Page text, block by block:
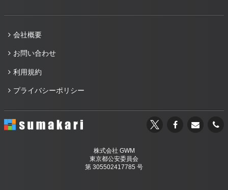
会社概要
お問い合わせ
利用規約
プライバシーポリシー
株式会社 GWM
東京都公安委員会
第 305502417785 号